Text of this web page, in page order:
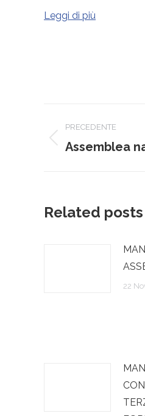
Leggi di più
tra
PRECEDENTE
Post
Assemblea
Related posts
22